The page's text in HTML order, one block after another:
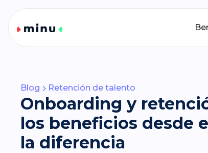
Blog Retención de talento
Onboarding y
los beneficios desde
la diferencia